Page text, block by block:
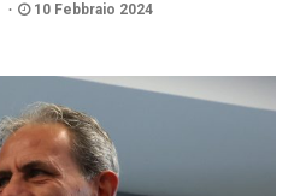
10 Febbraio 2024